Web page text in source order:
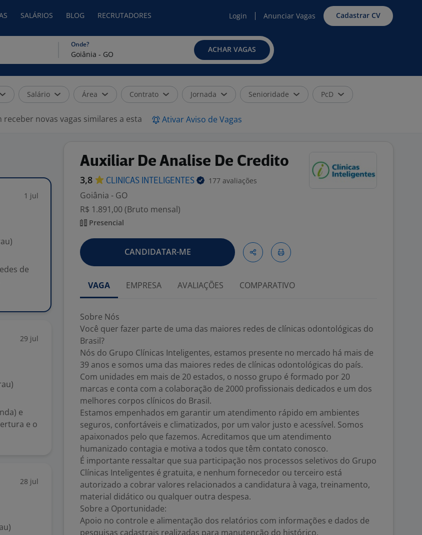
SALÁRIOS BLOG RECRUTADORES Login Anunciar Vagas Cadastrar CV
Onde?
ACHAR VAGAS
Salário Área Contrato Jornada Senioridade PcD
novas vagas similares a esta Ativar Aviso de Vagas
1 jul
de
29 jul
e
e o
28 jul
Auxiliar De Analise De Credito
3,8 CLINICAS INTELIGENTES 177 avaliações
Goiânia - GO
R$ 1.891,00 (Bruto mensal)
Presencial
CANDIDATAR-ME
VAGA EMPRESA AVALIAÇÕES COMPARATIVO
Sobre Nós
Você quer fazer parte de uma das maiores redes de clínicas odontológicas do
Brasil?
Nós do Grupo Clínicas Inteligentes, estamos presente no mercado há mais de
39 anos e somos uma das maiores redes de clínicas odontológicas do país.
Com unidades em mais de 20 estados, o nosso grupo é formado por 20
marcas e conta com a colaboração de 2000 profissionais dedicados e um dos
melhores corpos clínicos do Brasil.
Estamos empenhados em garantir um atendimento rápido em ambientes
seguros, confortáveis e climatizados, por um valor justo e acessível. Somos
apaixonados pelo que fazemos. Acreditamos que um atendimento
humanizado contagia e motiva a todos que têm contato conosco.
É importante ressaltar que sua participação nos processos seletivos do Grupo
Clínicas Inteligentes é gratuita, e nenhum fornecedor ou terceiro está
autorizado a cobrar valores relacionados a candidatura à vaga, treinamento,
material didático ou qualquer outra despesa.
Sobre a Oportunidade:
Apoio no controle e alimentação dos relatórios com informações e dados de
pesquisas cadastrais realizadas para manutenção do histórico.